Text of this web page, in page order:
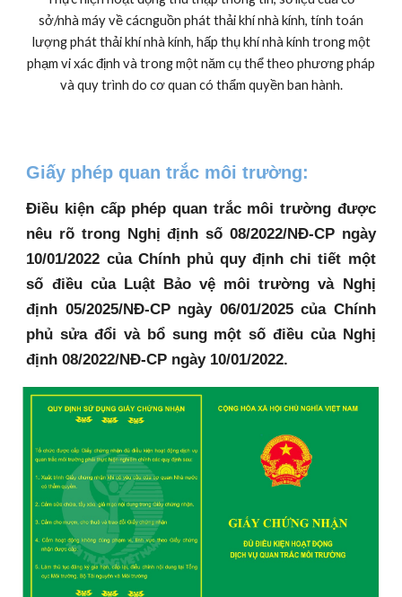
sở/nhà máy về cácnguồn phát thải khí nhà kính, tính toán
lượng phát thải khí nhà kính, hấp thụ khí nhà kính trong một
phạm vi xác định và trong một năm cụ thể theo phương pháp
và quy trình do cơ quan có thẩm quyền ban hành.
Giấy phép quan trắc môi trường:
Điều kiện cấp phép quan trắc môi trường được
nêu rõ trong Nghị định số 08/2022/NĐ-CP ngày
10/01/2022 của Chính phủ quy định chi tiết một
số điều của Luật Bảo vệ môi trường và Nghị
định 05/2025/NĐ-CP ngày 06/01/2025 của Chính
phủ sửa đổi và bổ sung một số điều của Nghị
định 08/2022/NĐ-CP ngày 10/01/2022.